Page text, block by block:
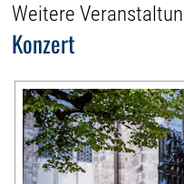
Weitere
Konzert